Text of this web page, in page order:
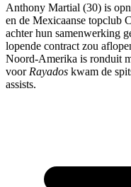
Anthony Martial (30) is
en de Mexicaanse topclub
achter hun samenwerking
lopende contract zou
Noord-Amerika is ronduit
voor Rayados kwam de
assists.